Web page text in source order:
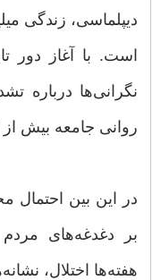
دیپلماسی، زندگی
است. با آغاز دور
نگرانی‌ها درباره
روانی جامعه بیش
در این بین احتمال
بر دغدغه‌های مردم
هفته‌ها اختلال،